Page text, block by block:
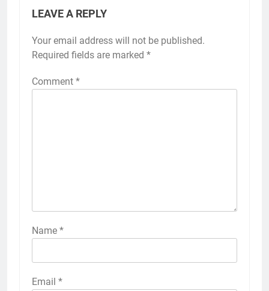
LEAVE A REPLY
Your email address will not be published.
Required fields are marked *
Comment *
Name *
Email *